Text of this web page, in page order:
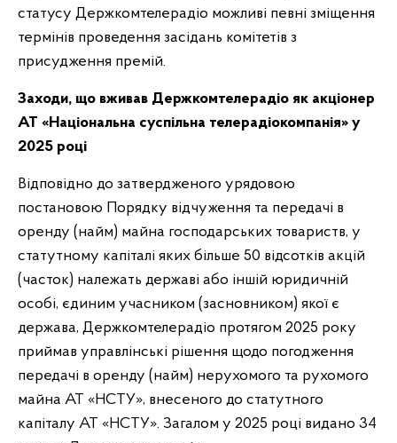
статусу Держкомтелерадіо можливі певні зміщення
термінів проведення засідань комітетів з
присудження премій.
Заходи, що вживав Держкомтелерадіо як акціонер
АТ «Національна суспільна телерадіокомпанія» у
2025 році
Відповідно до затвердженого урядовою
постановою Порядку відчуження та передачі в
оренду (найм) майна господарських товариств, у
статутному капіталі яких більше 50 відсотків акцій
(часток) належать державі або іншій юридичній
особі, єдиним учасником (засновником) якої є
держава, Держкомтелерадіо протягом 2025 року
приймав управлінські рішення щодо погодження
передачі в оренду (найм) нерухомого та рухомого
майна АТ «НСТУ», внесеного до статутного
капіталу АТ «НСТУ». Загалом у 2025 році видано 34